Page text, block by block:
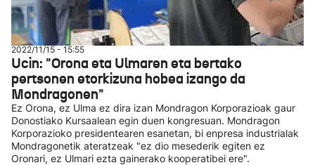
2022/11/15 - 15:55
Ucin: "Orona eta Ulmaren eta bertako
pertsonen etorkizuna hobea izango da
Mondragonen"
Ez Orona, ez Ulma ez dira izan Mondragon Korporazioak gaur
Donostiako Kursaalean egin duen kongresuan. Mondragon
Korporazioko presidentearen esanetan, bi enpresa industrialak
Mondragonetik ateratzeak "ez dio mesederik egiten ez
Oronari, ez Ulmari ezta gainerako kooperatibei ere".